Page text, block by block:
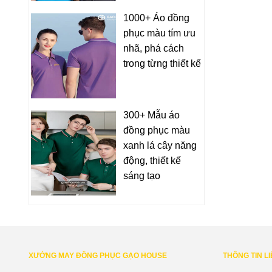
1000+ Áo đồng
phục màu tím ưu
nhã, phá cách
trong từng thiết kế
300+ Mẫu áo
đồng phục màu
xanh lá cây năng
động, thiết kế
sáng tạo
XƯỞNG MAY ĐỒNG PHỤC GẠO HOUSE THÔNG TIN